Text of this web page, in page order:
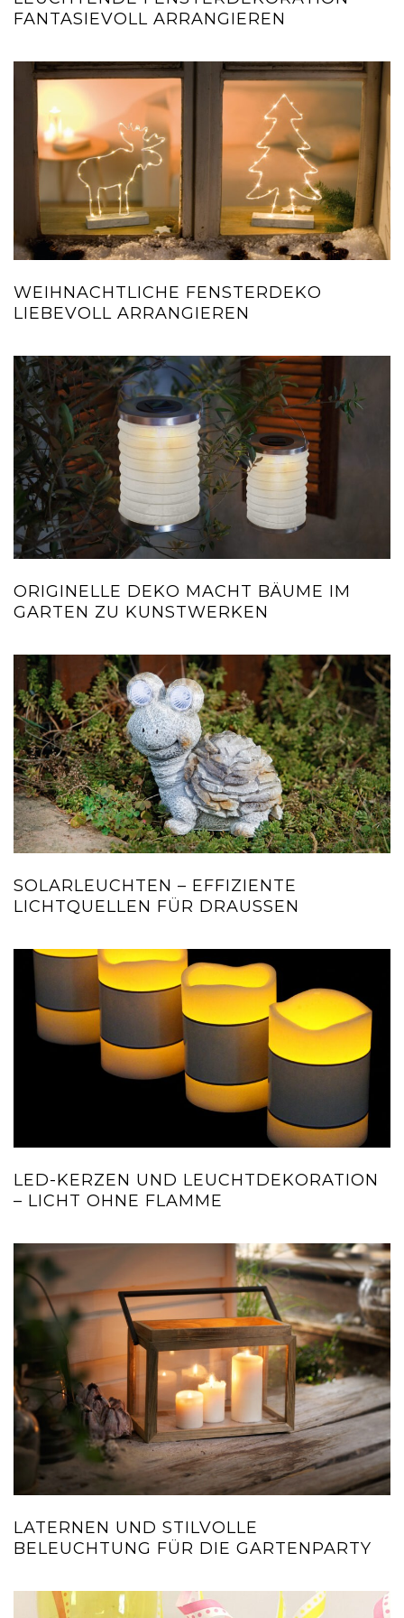
FANTASIEVOLL ARRANGIEREN
WEIHNACHTLICHE FENSTERDEKO
LIEBEVOLL ARRANGIEREN
ORIGINELLE DEKO MACHT BÄUME IM
GARTEN ZU KUNSTWERKEN
SOLARLEUCHTEN – EFFIZIENTE
LICHTQUELLEN FÜR DRAUSSEN
LED-KERZEN UND LEUCHTDEKORATION
– LICHT OHNE FLAMME
LATERNEN UND STILVOLLE
BELEUCHTUNG FÜR DIE GARTENPARTY